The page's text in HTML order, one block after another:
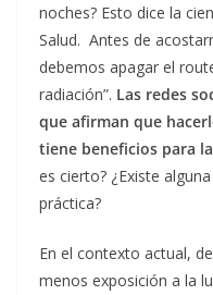
noches? Esto dice la
Salud. Antes de
debemos apagar el
radiación”. Las redes
que afirman que
tiene beneficios para
es cierto? ¿Existe
práctica?
En el contexto actual,
menos exposición a la